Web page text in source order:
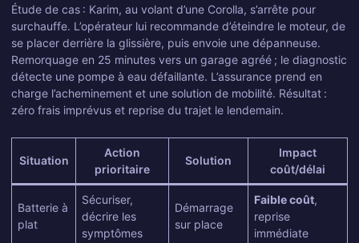
Étude de cas : Karim, au volant d’une Corolla, s’arrête pour
surchauffe. L’opérateur lui recommande d’éteindre le moteur, de
se placer derrière la glissière, puis envoie une dépanneuse.
Remorquage en 25 minutes vers un garage agréé ; le diagnostic
détecte une pompe à eau défaillante. L’assurance prend en
charge l’acheminement et une solution de mobilité. Résultat :
zéro frais imprévus et reprise du trajet le lendemain.
Situation
Action
prioritaire
Solution
Impact
coût/délai
Batterie à
plat
Sécuriser,
décrire les
symptômes
Démarrage
sur place
Faible coût,
reprise
immédiate